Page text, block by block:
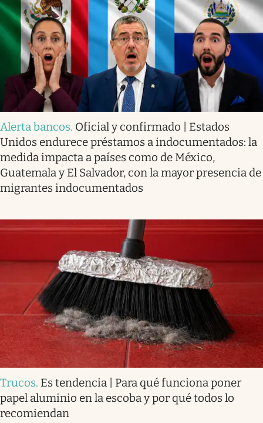
Alerta bancos. Oficial y confirmado | Estados
Unidos endurece préstamos a indocumentados: la
medida impacta a países como de México,
Guatemala y El Salvador, con la mayor presencia de
migrantes indocumentados
Trucos. Es tendencia | Para qué funciona poner
papel aluminio en la escoba y por qué todos lo
recomiendan